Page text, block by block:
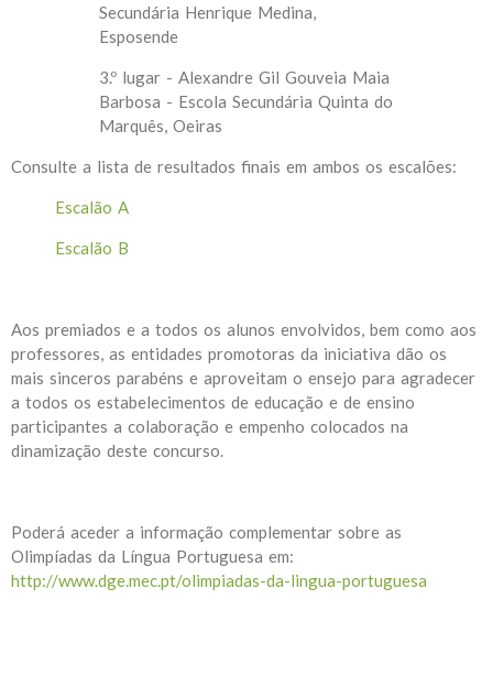
Secundária Henrique Medina,
Esposende
3.º lugar - Alexandre Gil Gouveia Maia
Barbosa - Escola Secundária Quinta do
Marquês, Oeiras
Consulte a lista de resultados finais em ambos os escalões:
Escalão A
Escalão B
Aos premiados e a todos os alunos envolvidos, bem como aos
professores, as entidades promotoras da iniciativa dão os
mais sinceros parabéns e aproveitam o ensejo para agradecer
a todos os estabelecimentos de educação e de ensino
participantes a colaboração e empenho colocados na
dinamização deste concurso.
Poderá aceder a informação complementar sobre as
Olimpíadas da Língua Portuguesa em:
http://www.dge.mec.pt/olimpiadas-da-lingua-portuguesa